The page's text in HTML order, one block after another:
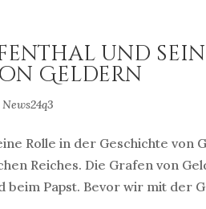
und
Geldern
News24q3
Rolle in der Geschichte von
Reiches. Die Grafen von
beim Papst. Bevor wir mit der